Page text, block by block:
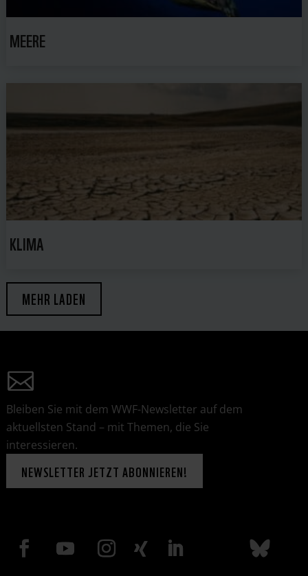
MEERE
KLIMA
MEHR LADEN
Bleiben Sie mit dem WWF-Newsletter auf dem
aktuellsten Stand – mit Themen, die Sie
interessieren.
NEWSLETTER JETZT ABONNIEREN!